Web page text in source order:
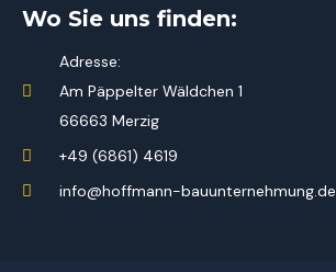
Wo Sie uns finden:
Adresse:
Am Päppelter Wäldchen 1
66663 Merzig
+49 (6861) 4619
info@hoffmann-bauunternehmung.de